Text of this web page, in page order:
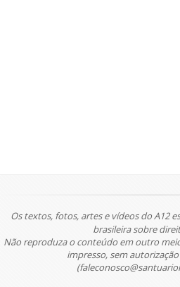
Os textos, fotos, artes e vídeos do A12
brasileira sobre
Não reproduza o conteúdo em outro
impresso, sem